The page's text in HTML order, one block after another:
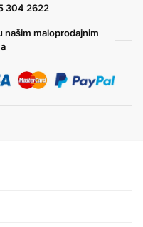
304 2622
našim maloprodajnim